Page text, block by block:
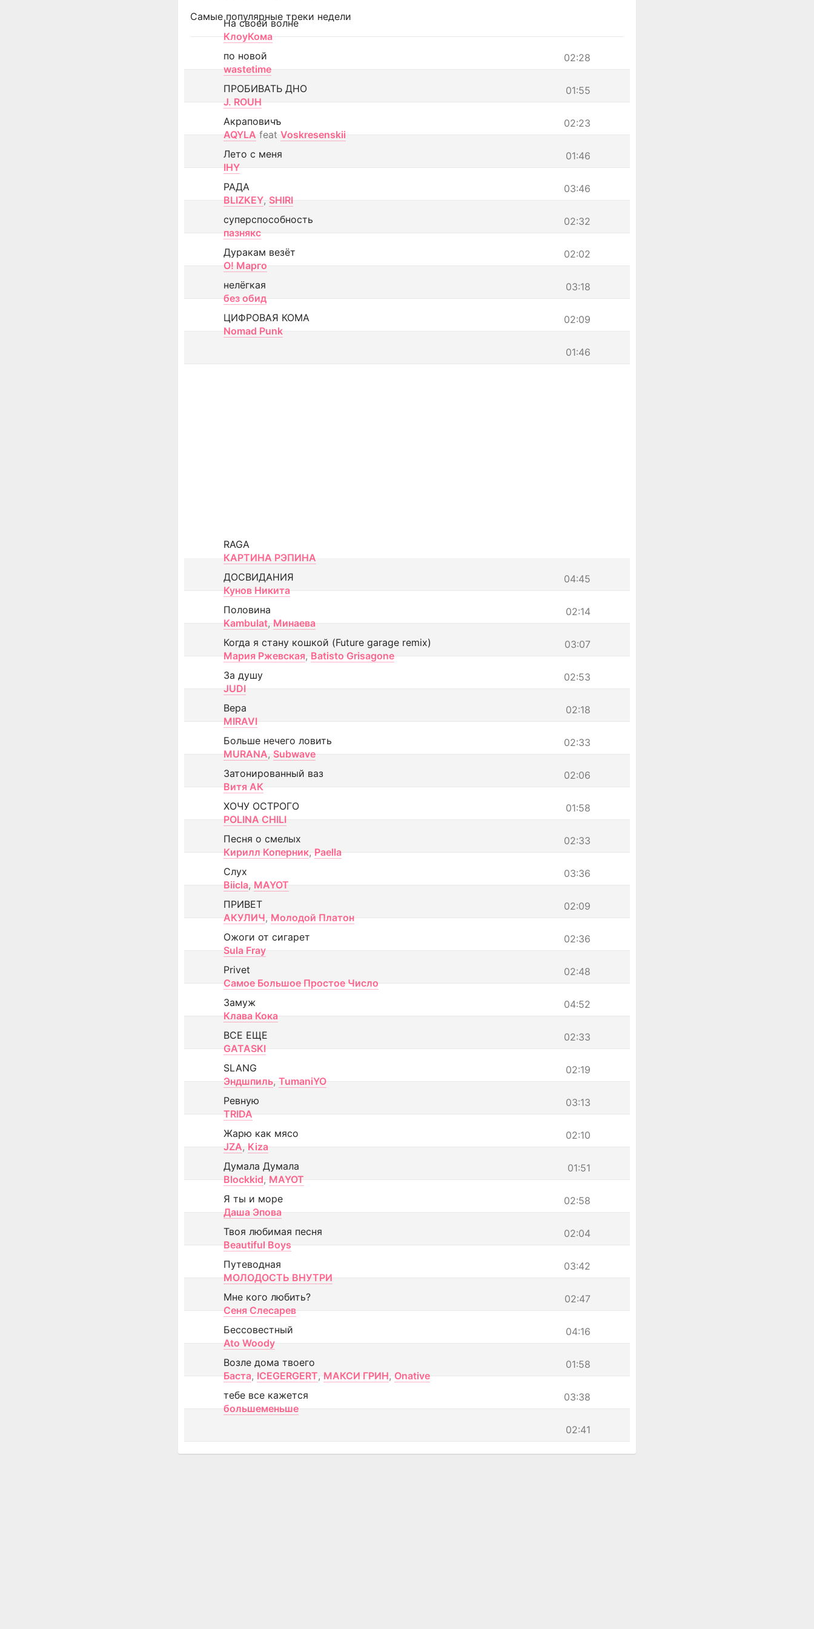
Самые популярные треки недели
На своей волне
КлоуКома
02:28
по новой
wastetime
01:55
ПРОБИВАТЬ ДНО
J. ROUH
02:23
Акраповичъ
AQYLA feat Voskresenskii
01:46
Лето с меня
IHY
03:46
РАДА
BLIZKEY, SHIRI
02:32
суперспособность
пазнякс
02:02
Дуракам везёт
О! Марго
03:18
нелёгкая
без обид
02:09
ЦИФРОВАЯ КОМА
Nomad Punk
01:46
RAGA
КАРТИНА РЭПИНА
04:45
ДОСВИДАНИЯ
Кунов Никита
02:14
Половина
Kambulat, Минаева
03:07
Когда я стану кошкой (Future garage remix)
Мария Ржевская, Batisto Grisagone
02:53
За душу
JUDI
02:18
Вера
MIRAVI
02:33
Больше нечего ловить
MURANA, Subwave
02:06
Затонированный ваз
Витя АК
01:58
ХОЧУ ОСТРОГО
POLINA CHILI
02:33
Песня о смелых
Кирилл Коперник, Paella
03:36
Слух
Biicla, MAYOT
02:09
ПРИВЕТ
АКУЛИЧ, Молодой Платон
02:36
Ожоги от сигарет
Sula Fray
02:48
Privet
Самое Большое Простое Число
04:52
Замуж
Клава Кока
02:33
ВСЕ ЕЩЕ
GATASKI
02:19
SLANG
Эндшпиль, TumaniYO
03:13
Ревную
TRIDA
02:10
Жарю как мясо
JZA, Kiza
01:51
Думала Думала
Blockkid, MAYOT
02:58
Я ты и море
Даша Эпова
02:04
Твоя любимая песня
Beautiful Boys
03:42
Путеводная
МОЛОДОСТЬ ВНУТРИ
02:47
Мне кого любить?
Сеня Слесарев
04:16
Бессовестный
Ato Woody
01:58
Возле дома твоего
Баста, ICEGERGERT, МАКСИ ГРИН, Onative
03:38
тебе все кажется
большеменьше
02:41